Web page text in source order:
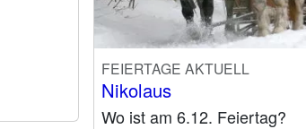
FEIERTAGE AKTUELL
Nikolaus
Wo ist am 6.12. Feiertag?